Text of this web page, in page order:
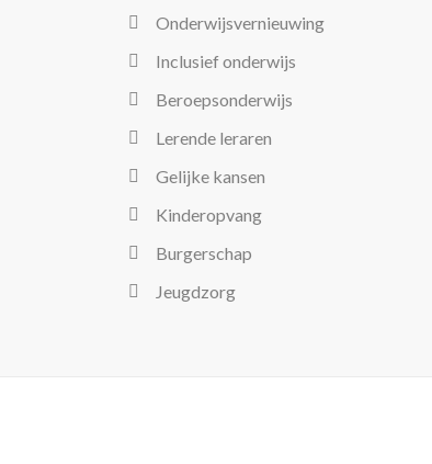
Onderwijsvernieuwing
Inclusief onderwijs
Beroepsonderwijs
Lerende leraren
Gelijke kansen
Kinderopvang
Burgerschap
Jeugdzorg